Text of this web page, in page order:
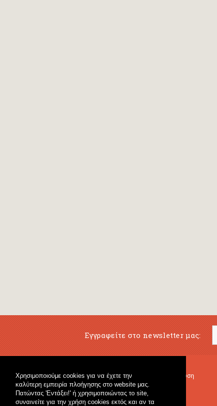
Χρησιμοποιούμε cookies για να έχετε την
καλύτερη εμπειρία πλοήγησης στο website μας.
Πατώντας 'Εντάξει!' ή χρησιμοποιώντας το site,
συναινείτε για την χρήση cookies εκτός και αν τα
Εγγραφείτε στο newsletter μας:
Μουσικό Βιβλιοπωλείο
Κρουστά & Εκπαιδευτικό Υλικό
Γενικό Βιβλιοπωλείο
Μουσική Εκπαίδευση
Fagotto Blog